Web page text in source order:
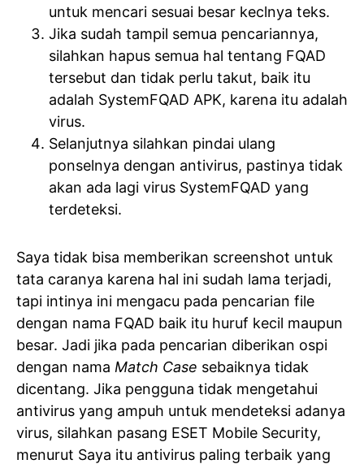
untuk mencari sesuai besar keclnya teks.
Jika sudah tampil semua pencariannya,
silahkan hapus semua hal tentang FQAD
tersebut dan tidak perlu takut, baik itu
adalah SystemFQAD APK, karena itu adalah
virus.
Selanjutnya silahkan pindai ulang
ponselnya dengan antivirus, pastinya tidak
akan ada lagi virus SystemFQAD yang
terdeteksi.
Saya tidak bisa memberikan screenshot untuk
tata caranya karena hal ini sudah lama terjadi,
tapi intinya ini mengacu pada pencarian file
dengan nama FQAD baik itu huruf kecil maupun
besar. Jadi jika pada pencarian diberikan ospi
dengan nama Match Case sebaiknya tidak
dicentang. Jika pengguna tidak mengetahui
antivirus yang ampuh untuk mendeteksi adanya
virus, silahkan pasang ESET Mobile Security,
menurut Saya itu antivirus paling terbaik yang